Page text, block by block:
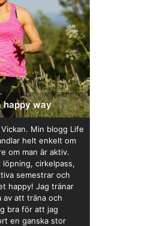
happy way
Min blogg Life
helt enkelt om
om man är aktiv.
cirkelpass,
semestrar och
happy! Jag tränar
av att träna och
bra för att jag
en ganska stor